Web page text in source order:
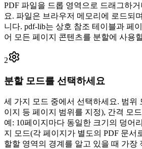
PDF 파일을 드롭 영역으로 드래그하
요. 파일은 브라우저 메모리에 로드되
니다. pdf-lib는 상호 참조 테이블과 페
어 모든 페이지 콘텐츠를 분할에 사용
2
분할 모드를 선택하세요
세 가지 모드 중에서 선택하세요. 범위
이지 등 페이지 범위를 지정), 간격 모
예: 10페이지마다 동일한 크기의 덩어
지 모드(각 페이지가 별도의 PDF 문서
할할 영역의 경계를 알고 있을 때 가장